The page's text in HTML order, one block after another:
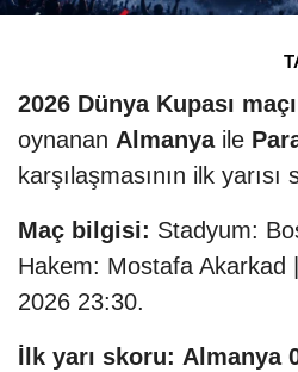
2026 Dünya Kupası maçı
oynanan Almanyaile
karşılaşmasının ilk yarısı
Maç bilgisi: Stadyum:
Hakem: Mostafa Akarkad
2026 23:30.
İlk yarı skoru: Almanya